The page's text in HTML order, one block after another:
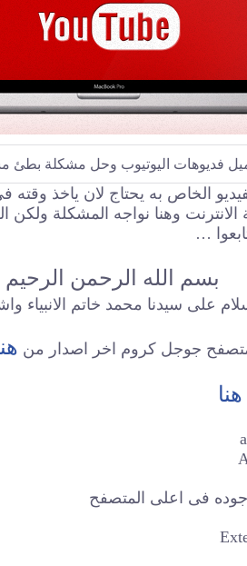
فديوهات اليوتيوب وحل مشكلة بطئ
الخاص به يحتاج لان ياخذ وقته
وهنا نواجه المشكلة ولكن
…
بسم الله الرحمن الرحيم
على سيدنا محمد خاتم الانبياء
متصفح جوجل كروم اخر اصدار من
هنا
فى اعلى المتصفح